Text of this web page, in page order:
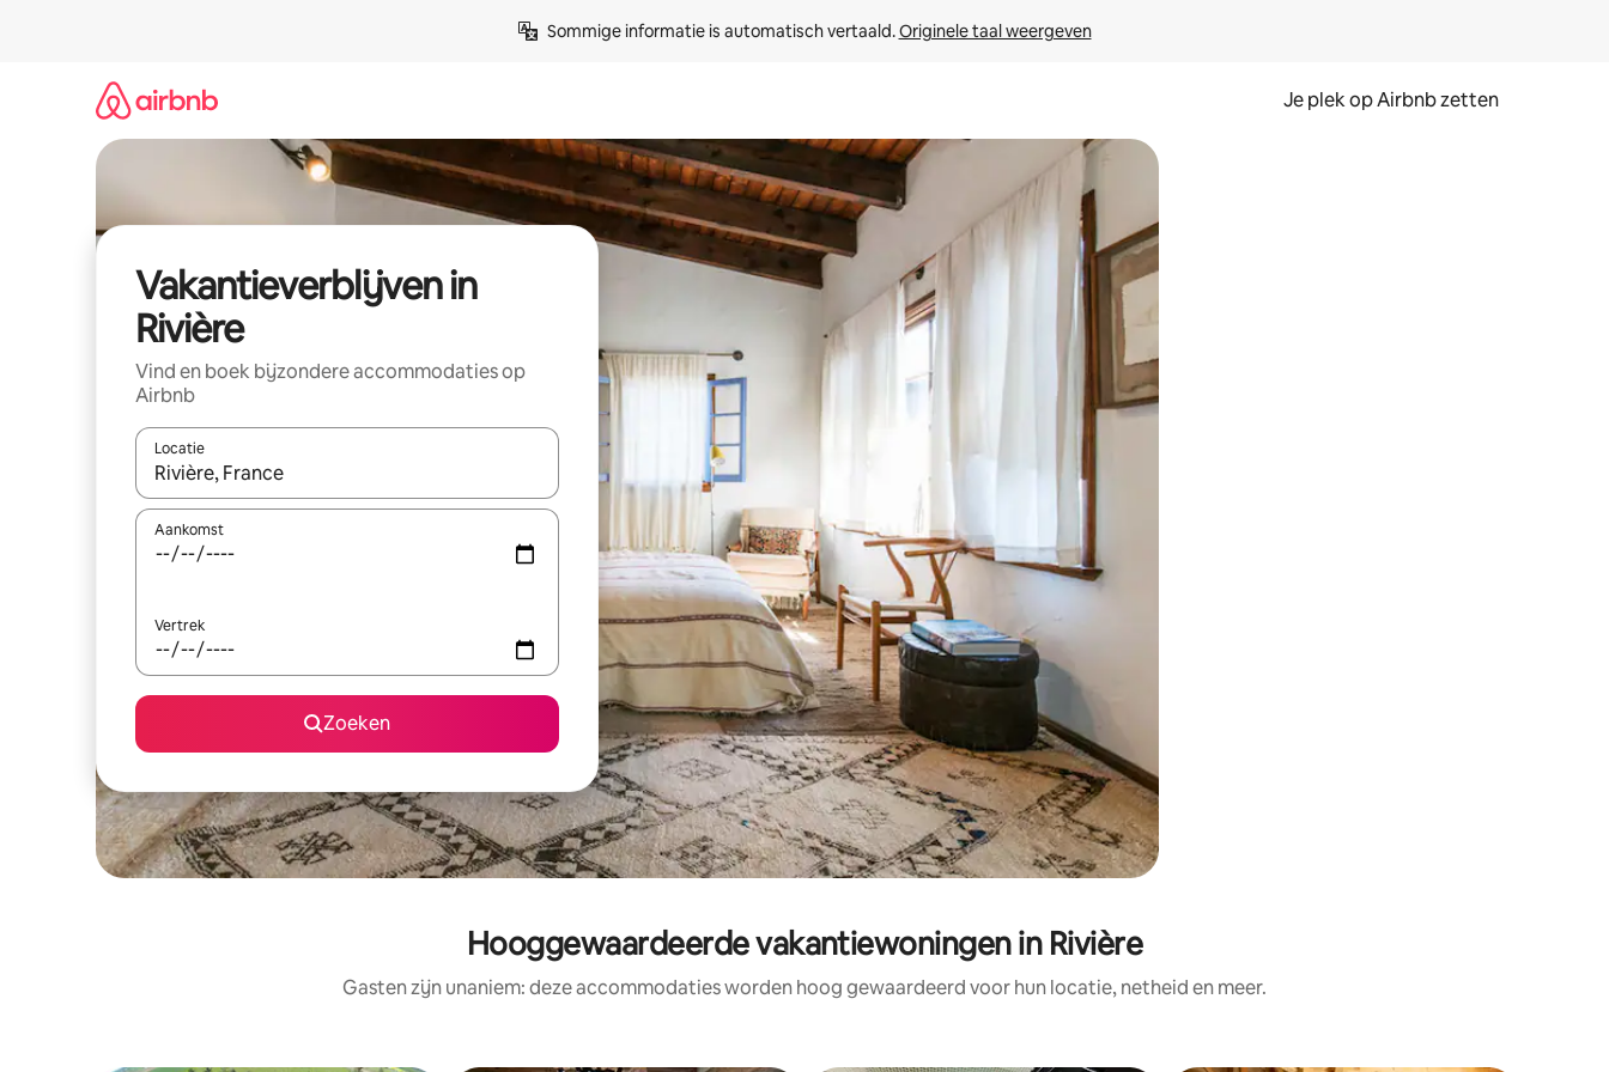
Sommige informatie is automatisch vertaald. Originele taal weergeven
Je plek op Airbnb zetten
Vakantieverblijven in
Rivière
Vind en boek bijzondere accommodaties op
Airbnb
Locatie
Wanneer er resultaten beschikbaar zijn, maak je een keuze met je de pijltjestoetsen omhoog en omlaag, óf door te tikken of swipen.
Aankomst
Vertrek
Zoeken
Hooggewaardeerde vakantiewoningen in Rivière
Gasten zijn unaniem: deze accommodaties worden hoog gewaardeerd voor hun locatie, netheid en meer.